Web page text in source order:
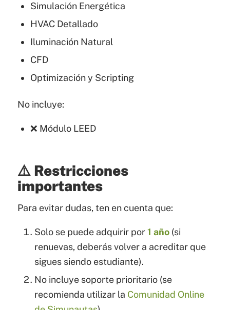
Simulación Energética
HVAC Detallado
Iluminación Natural
CFD
Optimización y Scripting
No incluye:
❌ Módulo LEED
⚠️ Restricciones
importantes
Para evitar dudas, ten en cuenta que:
Solo se puede adquirir por1 año(si
renuevas, deberás volver a acreditar que
sigues siendo estudiante).
No incluye soporte prioritario (se
recomienda utilizar la Comunidad Online